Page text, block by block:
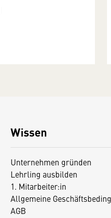
Wissen
Unternehmen gründen
Lehrling ausbilden
1. Mitarbeiter:in
Allgemeine
AGB